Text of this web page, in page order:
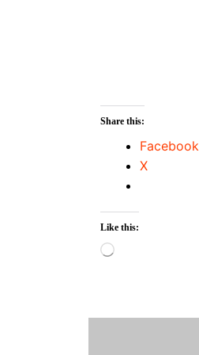
Share this:
Facebook
X
Like this:
Loading…